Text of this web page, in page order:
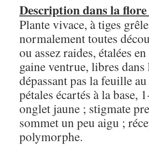
Description dans la flore
Plante vivace, à tiges
normalement toutes
ou assez raides, étalées
gaine ventrue, libres
dépassant pas la feuille
pétales écartés à la base,
onglet jaune ; stigmate
sommet un peu aigu ;
polymorphe.